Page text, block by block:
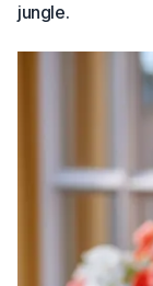
jungle.